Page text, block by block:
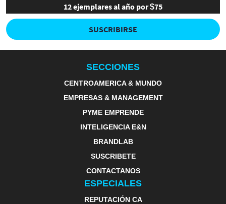
12 ejemplares al año por $75
SUSCRIBIRSE
SECCIONES
CENTROAMERICA & MUNDO
EMPRESAS & MANAGEMENT
PYME EMPRENDE
INTELIGENCIA E&N
BRANDLAB
SUSCRIBETE
CONTACTANOS
ESPECIALES
REPUTACIÓN CA